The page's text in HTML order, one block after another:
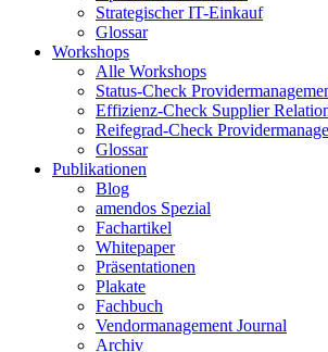
Strategischer IT-Einkauf
Glossar
Workshops
Alle Workshops
Status-Check
Effizienz-Check Supplier
Reifegrad-Check
Glossar
Publikationen
Blog
amendos Spezial
Fachartikel
Whitepaper
Präsentationen
Plakate
Fachbuch
Vendormanagement Journal
Archiv